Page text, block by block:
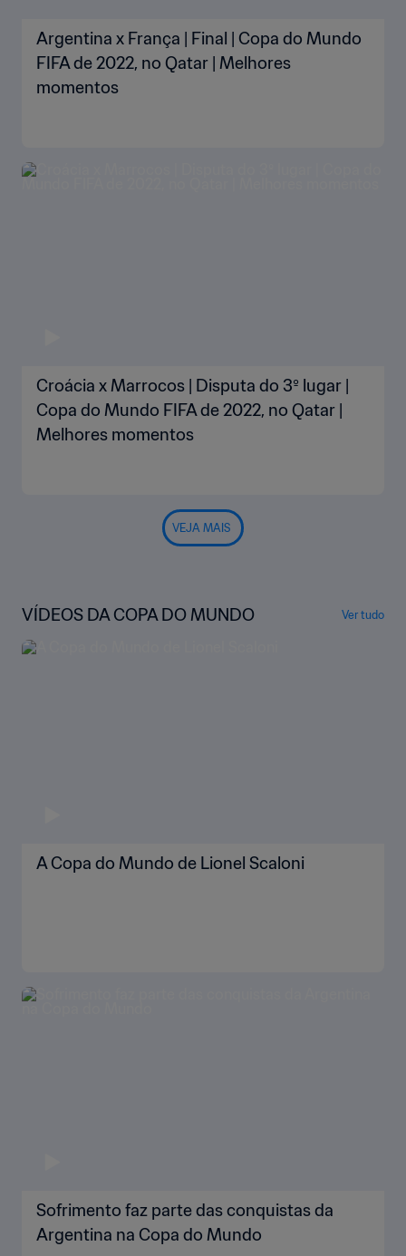
Argentina x França | Final | Copa do Mundo
FIFA de 2022, no Qatar | Melhores
momentos
Croácia x Marrocos | Disputa do 3º lugar |
Copa do Mundo FIFA de 2022, no Qatar |
Melhores momentos
VEJA MAIS
VÍDEOS DA COPA DO MUNDO Ver tudo
A Copa do Mundo de Lionel Scaloni
Sofrimento faz parte das conquistas da
Argentina na Copa do Mundo